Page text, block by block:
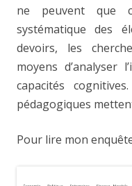
ne peuvent que
systématique des
devoirs, les
moyens d’analyser
capacités
pédagogiques
Pour lire mon